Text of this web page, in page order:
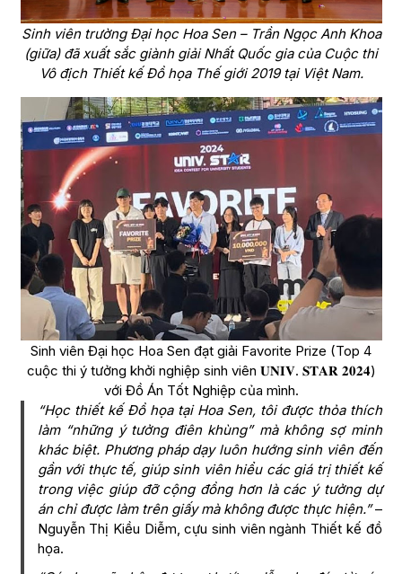
Sinh viên trường Đại học Hoa Sen – Trần Ngọc Anh Khoa
(giữa) đã xuất sắc giành giải Nhất Quốc gia của Cuộc thi
Vô địch Thiết kế Đồ họa Thế giới 2019 tại Việt Nam.
Sinh viên Đại học Hoa Sen đạt giải Favorite Prize (Top 4
cuộc thi ý tưởng khởi nghiệp sinh viên 𝐔𝐍𝐈𝐕. 𝐒𝐓𝐀𝐑 𝟐𝟎𝟐𝟒)
với Đồ Án Tốt Nghiệp của mình.
“Học thiết kế Đồ họa tại Hoa Sen, tôi được thỏa thích
làm “những ý tưởng điên khùng” mà không sợ minh
khác biệt. Phương pháp dạy luôn hướng sinh viên đến
gần với thực tế, giúp sinh viên hiểu các giá trị thiết kế
trong việc giúp đỡ cộng đồng hơn là các ý tưởng dự
án chỉ được làm trên giấy mà không được thực hiện.”–
Nguyễn Thị Kiều Diễm, cựu sinh viên ngành Thiết kế đồ
họa.